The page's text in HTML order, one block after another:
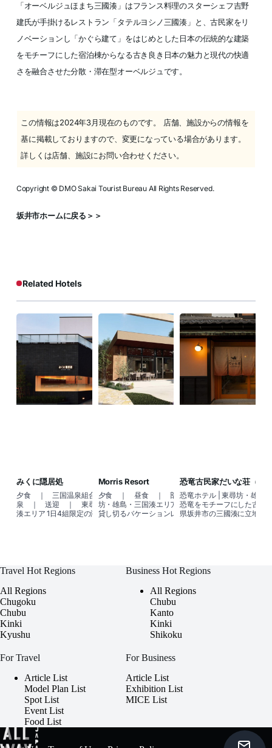
「オーベルジュほまち三國湊」はフランス料理のスターシェフ吉野
建氏が手掛けるレストラン「タテルヨシノ三國湊」と、古民家をリ
ノベーションし「かぐら建て」をはじめとした日本の伝統的な建築
をモチーフにした宿泊棟からなる古き良き日本の魅力と現代の快適
さを融合させた分散・滞在型オーベルジュです。
この情報は2024年3月現在のものです。 店舗、施設からの情報を
基に掲載しておりますので、変更になっている場合があります。
詳しくは店舗、施設にお問い合わせください。
Copyright © DMO Sakai Tourist Bureau All Rights Reserved.
坂井市ホームに戻る＞＞
Related Hotels
みくに隠居処
夕食 ｜ 三国温泉組合 ｜ 天然温
泉 ｜ 送迎 ｜ 東尋坊・雄島・三国
湊エリア 1日4組限定の海沿いの大人隠れ
Morris Resort
夕食 ｜ 昼食 ｜ 部屋食 ｜ 東尋
坊・雄島・三国湊エリア 一棟をまるごと
貸し切るバケーションレンタル、プライ
恐竜古民家だいな荘（恐
恐竜ホテル | 東尋坊・雄島
恐竜をモチーフにした古民
県坂井市の三國湊に立地す
Travel Hot Regions
All Regions
Chugoku
Chubu
Kinki
Kyushu
Business Hot Regions
All Regions
Chubu
Kanto
Kinki
Shikoku
For Travel
Article List
Model Plan List
Spot List
Event List
Food List
For Business
Article List
Exhibition List
MICE List